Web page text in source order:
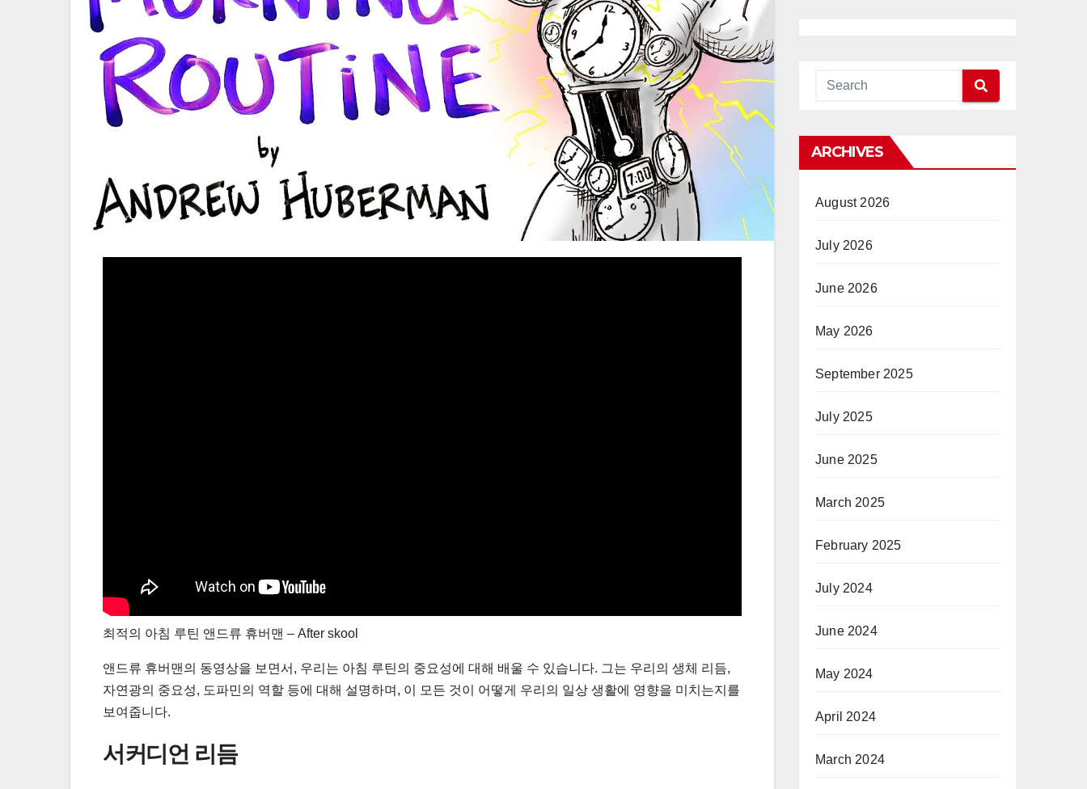
최적의 아침 루틴 앤드류 휴버맨 – After skool
앤드류 휴버맨의 동영상을 보면서, 우리는 아침 루틴의 중요성에 대해 배울 수 있습니다. 그는 우리의 생체 리듬,
자연광의 중요성, 도파민의 역할 등에 대해 설명하며, 이 모든 것이 어떻게 우리의 일상 생활에 영향을 미치는지를
보여줍니다.
서커디언 리듬
ARCHIVES
August 2026
July 2026
June 2026
May 2026
September 2025
July 2025
June 2025
March 2025
February 2025
July 2024
June 2024
May 2024
April 2024
March 2024